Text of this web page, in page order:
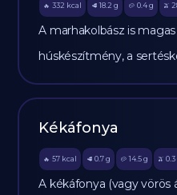
🔥 332 kcal 🥩 18.2 g 🥔 0.4g 🫒
A marhakolbász is
húskészítmény, a
Kékáfonya
🔥 57 kcal 🥩 0.7 g 🥔 14.5g 🫒 0.3
A kékáfonya (vagy vörös